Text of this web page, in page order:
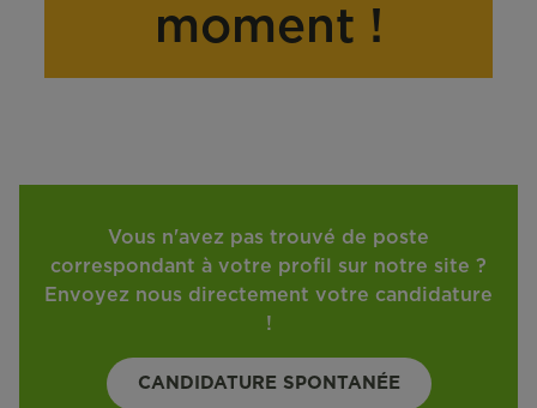
moment !
Vous n'avez pas trouvé de poste
correspondant à votre profil sur notre site ?
Envoyez nous directement votre candidature
!
CANDIDATURE SPONTANÉE